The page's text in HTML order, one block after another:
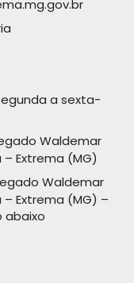
a sexta-
Waldemar
– Extrema (MG)
Waldemar
– Extrema (MG) –
abaixo